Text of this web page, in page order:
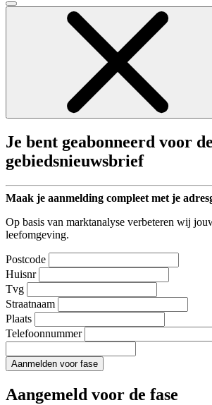
Je bent geabonneerd voor de
gebiedsnieuwsbrief
Maak je aanmelding compleet met je
Op basis van marktanalyse verbeteren wij
leefomgeving.
Postcode
Huisnr
Tvg
Straatnaam
Plaats
Telefoonnummer
Aanmelden voor fase
Aangemeld voor de fase